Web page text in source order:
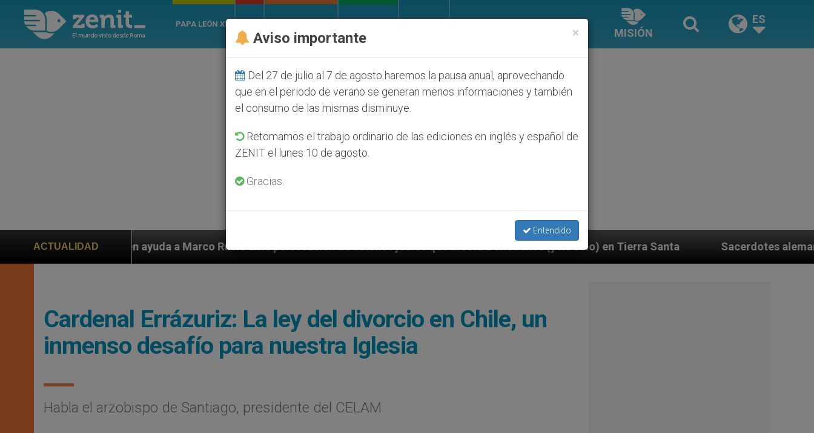
PAPA LEÓN XIV
MISIÓN
ES
ACTUALIDAD
ayuda a Marco Rubio ante persecución de colonos judíos que afecta a cristianos (y no sólo) en Tierra Santa Sacerdotes alemanes fieles al Papa
Cardenal Errázuriz: La ley del divorcio en Chile, un
inmenso desafío para nuestra Iglesia
Habla el arzobispo de Santiago, presidente del CELAM
×
Aviso importante
Del 27 de julio al 7 de agosto haremos la pausa anual, aprovechando
que en el periodo de verano se generan menos informaciones y también
el consumo de las mismas disminuye.
Retomamos el trabajo ordinario de las ediciones en inglés y español de
ZENIT el lunes 10 de agosto.
Gracias.
Entendido